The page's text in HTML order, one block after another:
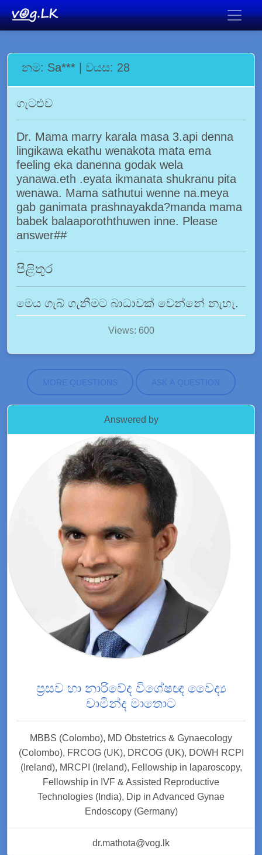
නම: Sa*** | වයස: 28
ගැටළුව
Dr. Mama marry karala masa 3.api denna
lingikawa ekathu wenakota mata ema
feeling eka danenna godak wela
yanawa.eth .eyata ikmanata shukranu pita
wenawa. Mama sathutui wenne na.meya
gab ganimata prashnayakda?manda mama
babek balaaporoththuwen inne. Please
answer##
පිළිතුර
මෙය ගැබ් ගැනීමට බාධාවක් වෙන්නේ නැහැ.
Views: 600
MORE QUESTIONS ASK A QUESTION
Answered by
ප්‍රසව හා නාරිවේද විශේෂඥ වෛද්‍ය
චාමින්ද මාතොට
MBBS (Colombo), MD Obstetrics & Gynaecology
(Colombo), FRCOG (UK), DRCOG (UK), DOWH RCPI
(Ireland), MRCPI (Ireland), Fellowship in laparoscopy,
Fellowship in IVF & Assisted Reproductive
Technologies (India), Dip in Advanced Gynae
Endoscopy (Germany)
dr.mathota@vog.lk